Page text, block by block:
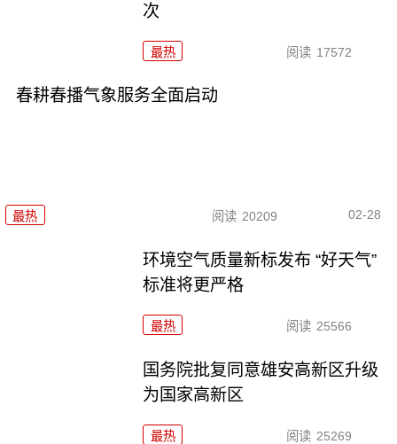
次
最热 阅读 17572
春耕春播气象服务全面启动
最热 阅读 20209 02-28
环境空气质量新标发布 “好天气”
标准将更严格
最热 阅读 25566
国务院批复同意雄安高新区升级
为国家高新区
最热 阅读 25269